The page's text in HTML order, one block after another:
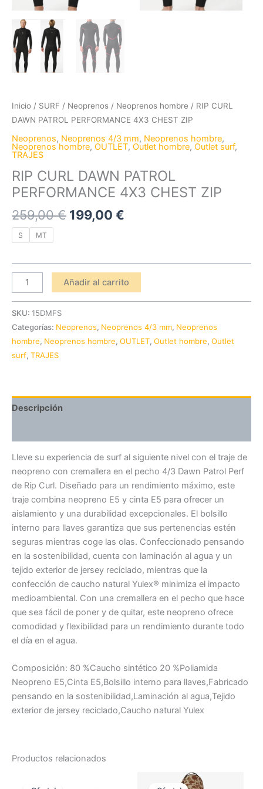
Inicio / SURF / Neoprenos / Neoprenos hombre / RIP CURL
DAWN PATROL PERFORMANCE 4X3 CHEST ZIP
Neoprenos, Neoprenos 4/3 mm, Neoprenos hombre,
Neoprenos hombre, OUTLET, Outlet hombre, Outlet surf,
TRAJES
RIP CURL DAWN PATROL
PERFORMANCE 4X3 CHEST ZIP
259,00€ 199,00 €
S MT
Añadir al carrito
SKU: 15DMFS
Categorías: Neoprenos, Neoprenos 4/3 mm, Neoprenos
hombre, Neoprenos hombre, OUTLET, Outlet hombre, Outlet
surf, TRAJES
Descripción
Lleve su experiencia de surf al siguiente nivel con el traje de
neopreno con cremallera en el pecho 4/3 Dawn Patrol Perf
de Rip Curl. Diseñado para un rendimiento máximo, este
traje combina neopreno E5 y cinta E5 para ofrecer un
aislamiento y una durabilidad excepcionales. El bolsillo
interno para llaves garantiza que sus pertenencias estén
seguras mientras coge las olas. Confeccionado pensando
en la sostenibilidad, cuenta con laminación al agua y un
tejido exterior de jersey reciclado, mientras que la
confección de caucho natural Yulex® minimiza el impacto
medioambiental. Con una cremallera en el pecho que hace
que sea fácil de poner y de quitar, este neopreno ofrece
comodidad y flexibilidad para un rendimiento durante todo
el día en el agua.
Composición: 80 %Caucho sintético 20 %Poliamida
Neopreno E5,Cinta E5,Bolsillo interno para llaves,Fabricado
pensando en la sostenibilidad,Laminación al agua,Tejido
exterior de jersey reciclado,Caucho natural Yulex
Productos relacionados
precio
precio
El
precio